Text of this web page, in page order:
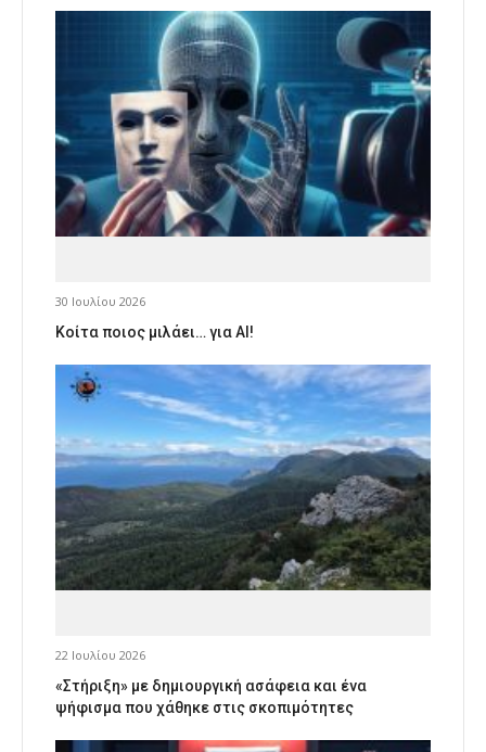
30 Ιουλίου 2026
Κοίτα ποιος μιλάει… για AI!
22 Ιουλίου 2026
«Στήριξη» με δημιουργική ασάφεια και ένα
ψήφισμα που χάθηκε στις σκοπιμότητες